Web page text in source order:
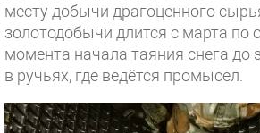
месту добычи драгоценного
золотодобычи длится с марта по
момента начала таяния снега до
в ручьях, где ведётся промысел.